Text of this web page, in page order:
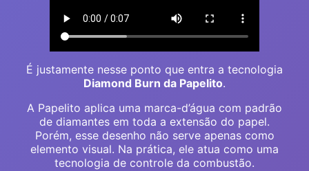
É justamente nesse ponto que entra a tecnologia
Diamond Burn da Papelito.
A Papelito aplica uma marca-d’água com padrão
de diamantes em toda a extensão do papel.
Porém, esse desenho não serve apenas como
elemento visual. Na prática, ele atua como uma
tecnologia de controle da combustão.